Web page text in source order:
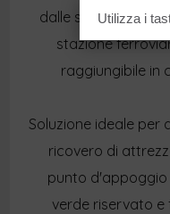
dalle suggestive
stazione
raggiungibile in
Soluzione ideale
ricovero di
punto d'appoggio
verde riservato e
Utilizza i